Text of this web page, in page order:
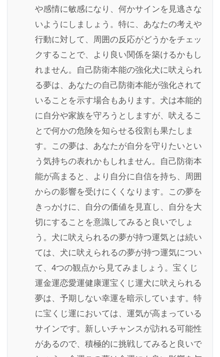
や感情に敏感になり、何かサインを見逃さな
いようにしましょう。特に、あなたの考えや
行動に対して、周囲の反応がどうかをチェッ
クすることで、より良い関係を築けるかもし
れません。自己防衛本能の強化犬に吠えられ
る夢は、あなたの自己防衛本能が強化されて
いることを示す場合もあります。犬は本能的
に自分や家族を守ろうとしますが、吠えるこ
とで何かの危険を知らせる役割も果たしま
す。この夢は、あなたが自分を守りたいとい
う気持ちの表れかもしれません。自己防衛本
能が高まると、より自分に自信を持ち、周囲
からの影響を受けにくくなります。この夢を
きっかけに、自分の価値を見直し、自分を大
切にすることを意識してみると良いでしょ
う。犬に吠えられるの夢が持つ運気とは続い
ては、犬に吠えられるの夢が持つ運気につい
て、4つの観点から見てみましょう。宝くじ
運金運恋愛運健康運宝くじ運犬に吠えられる
夢は、予期しない幸運を暗示しています。特
に宝くじ運においては、運気が高まっている
サインです。新しいチャンスが訪れる可能性
があるので、積極的に挑戦してみると良いで